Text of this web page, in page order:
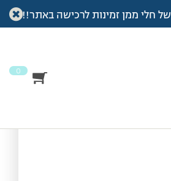
חלי ממן זמינות לרכישה באתר!!
0